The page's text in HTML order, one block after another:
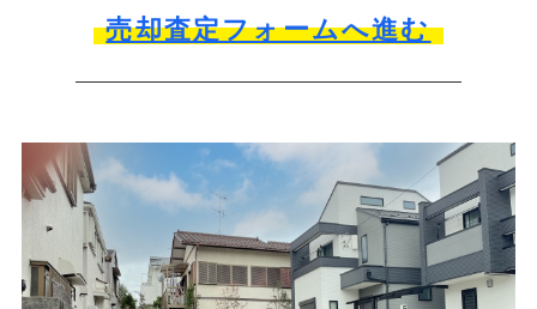
売却査定フォームへ進む